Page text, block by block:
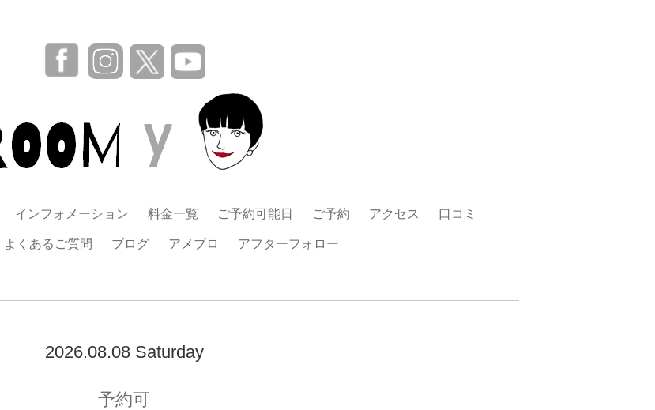
インフォメーション 料金一覧 ご予約可能日 ご予約 アクセス 口コミ
よくあるご質問 ブログ アメブロ アフターフォロー
2026.08.08 Saturday
予約可